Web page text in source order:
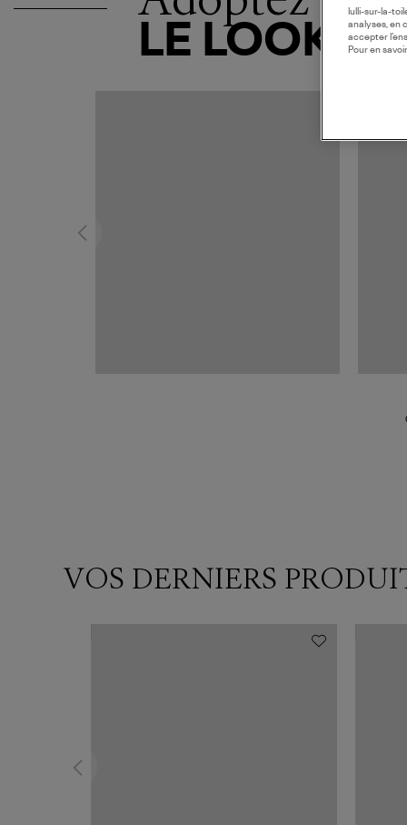
LE LOOK
VOS DERNIERS
lulli-sur-la-
analyses, en
accepter
Pour en